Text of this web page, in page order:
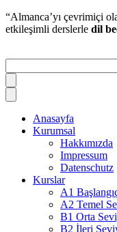
“Almanca’yı çevrimiçi
etkileşimli derslerle dil
Anasayfa
Kurumsal
Hakkımızda
Impressum
Datenschutz
Kurslar
A1
A2 Temel
B1 Orta
B2 İleri